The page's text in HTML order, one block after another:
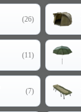
(26)
(11)
(7)